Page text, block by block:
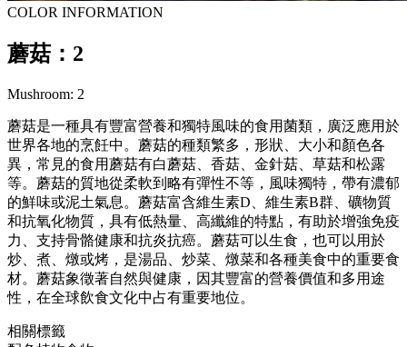
COLOR INFORMATION
蘑菇：2
Mushroom: 2
蘑菇是一種具有豐富營養和獨特風味的食用菌類，廣泛應用於
世界各地的烹飪中。蘑菇的種類繁多，形狀、大小和顏色各
異，常見的食用蘑菇有白蘑菇、香菇、金針菇、草菇和松露
等。蘑菇的質地從柔軟到略有彈性不等，風味獨特，帶有濃郁
的鮮味或泥土氣息。蘑菇富含維生素D、維生素B群、礦物質
和抗氧化物質，具有低熱量、高纖維的特點，有助於增強免疫
力、支持骨骼健康和抗炎抗癌。蘑菇可以生食，也可以用於
炒、煮、燉或烤，是湯品、炒菜、燉菜和各種美食中的重要食
材。蘑菇象徵著自然與健康，因其豐富的營養價值和多用途
性，在全球飲食文化中占有重要地位。
相關標籤